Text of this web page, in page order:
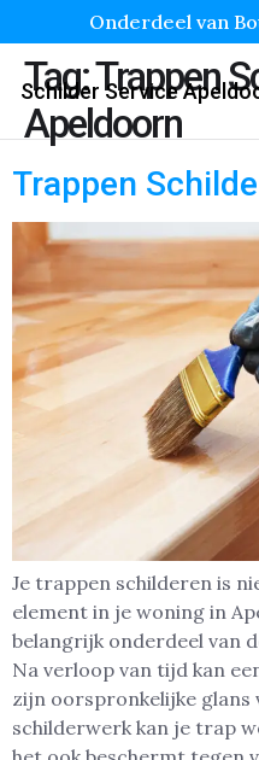
Onderdeel van
Schilder Service
Tag:Trappen
Apeldoorn
Trappen
Je trappen schilderen is
element in je woning in
belangrijk onderdeel van
Na verloop van tijd kan
zijn oorspronkelijke glans
schilderwerk kan je trap